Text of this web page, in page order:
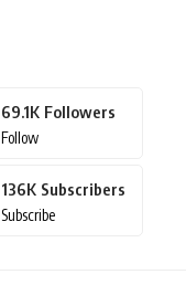
69.1K Followers
Follow
136K Subscribers
Subscribe